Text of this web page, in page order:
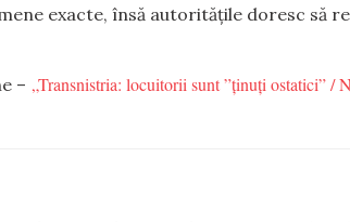
exacte, însă autoritățile doresc să
– „Transnistria: locuitorii sunt ”ținuți ostatici” /